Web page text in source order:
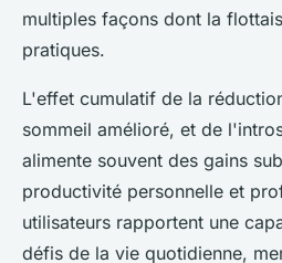
multiples façons dont la
pratiques.
L'effet cumulatif de la
sommeil amélioré, et de
alimente souvent des gains
productivité personnelle et
utilisateurs rapportent une
défis de la vie quotidienne,